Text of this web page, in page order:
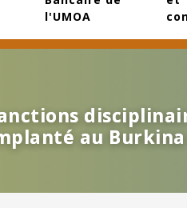
l'UMOA
au
au